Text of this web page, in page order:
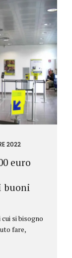
2022
euro
buoni
si bisogno
fare,